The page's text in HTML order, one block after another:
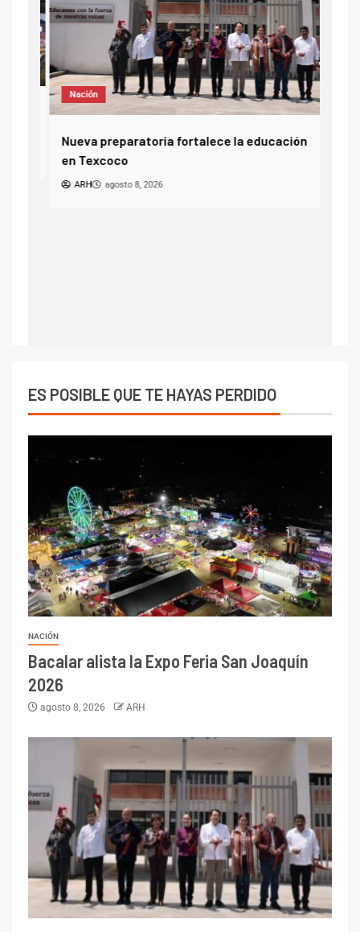
Nación
Nueva preparatoria fortalece la educación
en Texcoco
ARH agosto 8, 2026
ES POSIBLE QUE TE HAYAS PERDIDO
NACIÓN
Bacalar alista la Expo Feria San Joaquín
2026
agosto 8, 2026 ARH